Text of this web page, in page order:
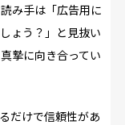
み手は「広告用に
ょう？」と見抜い
摯に向き合ってい
だけで信頼性があ